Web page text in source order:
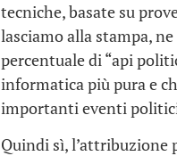
tecniche, basate su
lasciamo alla stampa,
percentuale di “api
informatica più pura e
importanti eventi
Quindi sì, l’attribuzione